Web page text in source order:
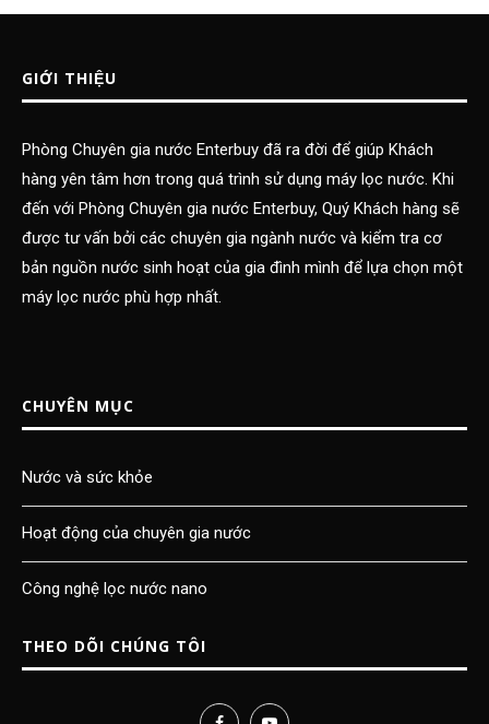
GIỚI THIỆU
Phòng Chuyên gia nước Enterbuy đã ra đời để giúp Khách
hàng yên tâm hơn trong quá trình sử dụng máy lọc nước. Khi
đến với Phòng Chuyên gia nước Enterbuy, Quý Khách hàng sẽ
được tư vấn bởi các chuyên gia ngành nước và kiểm tra cơ
bản nguồn nước sinh hoạt của gia đình mình để lựa chọn một
máy lọc nước phù hợp nhất.
CHUYÊN MỤC
Nước và sức khỏe
Hoạt động của chuyên gia nước
Công nghệ lọc nước nano
THEO DÕI CHÚNG TÔI